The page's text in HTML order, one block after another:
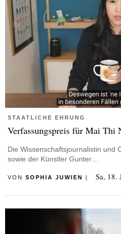
STAATLICHE EHRUNG
Verfassungspreis für Mai Thi
Die Wissenschaftsjournalistin und
sowie der Künstler Gunter…
VON SOPHIA JUWIEN | Sa, 18.